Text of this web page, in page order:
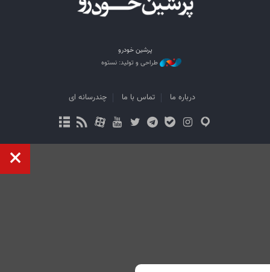
پرشین خودرو
طراحی و تولید: نستوه
درباره ما تماس با ما چندرسانه ای